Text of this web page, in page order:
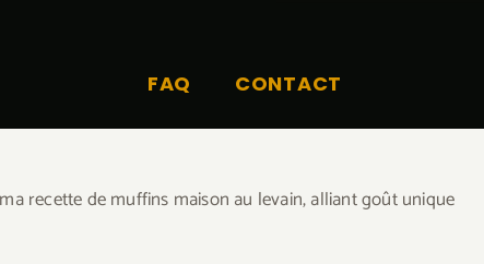
FAQ CONTACT
recette de muffins maison au levain, alliant goût unique